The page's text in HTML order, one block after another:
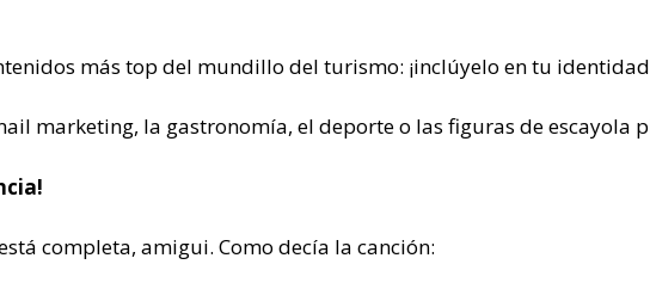
más top del mundillo del turismo: ¡inclúyelo en tu
marketing, la gastronomía, el deporte o las figuras de escayola
completa, amigui. Como decía la canción: